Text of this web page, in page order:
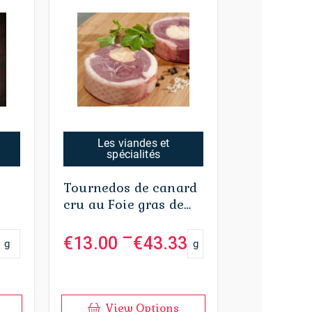
g
Les viandes et
spécialités
Tournedos de canard
cru au Foie gras de
€13.00 –€43.33
Plage
à
€43.33
g
View Options